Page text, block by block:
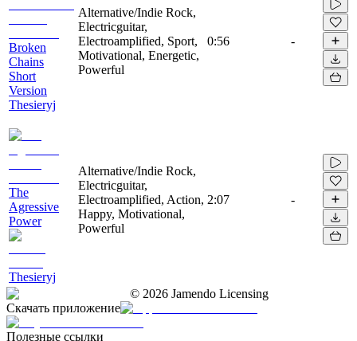
Broken
Chains
Short
Version
Thesieryj
Alternative/Indie Rock,
Electricguitar,
Electroamplified, Sport,
Motivational, Energetic,
Powerful
0:56 -
The
Agressive
Power
Thesieryj
Alternative/Indie Rock,
Electricguitar,
Electroamplified, Action,
Happy, Motivational,
Powerful
2:07 -
© 2026 Jamendo Licensing
Скачать приложение
Полезные ссылки